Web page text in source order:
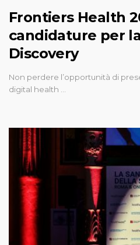
Frontiers Health
candidature per
Discovery
Non perdere l’opportunità di
digital health …